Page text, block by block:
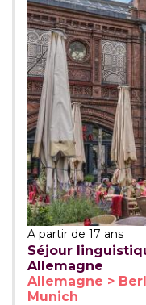
A partir de 17 ans
Séjour
Allemagne
Allemagne >
Munich